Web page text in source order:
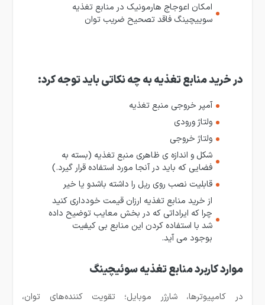
امکان اعوجاج هارمونیک در منابع تغذیه
سوییچینگ فاقد تصحیح ضریب توان
در خرید منابع تغذیه به چه نکاتی باید توجه کرد:
آمپر خروجی منبع تغذیه
ولتاژ ورودی
ولتاژ خروجی
شکل و اندازه ی ظاهری منبع تغذیه (بسته به
فضایی که باید در آنجا مورد استفاده قرار گیرد.)
قابلیت نصب روی ریل را داشته باشدو یا خیر
از خرید منابع تغذیه ارزان قیمت خودداری کنید
چرا که ایراداتی که در بخش معایب توضیح داده
شد با استفاده کردن این منابع بی کیفیت
بوجود می آید.
موارد کاربرد منابع تغذیه سوئیچینگ
در کامپیوترها، شارژر موبایل؛ تقویت کننده‌های توان،